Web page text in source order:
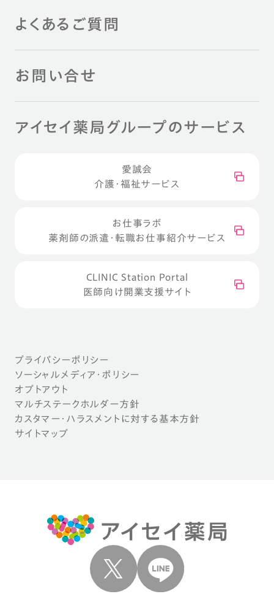
よくあるご質問
お問い合せ
アイセイ薬局グループのサービス
愛誠会
介護・福祉サービス
お仕事ラボ
薬剤師の派遣・転職お仕事紹介サービス
CLINIC Station Portal
医師向け開業支援サイト
プライバシーポリシー
ソーシャルメディア・ポリシー
オプトアウト
マルチステークホルダー方針
カスタマー・ハラスメントに対する基本方針
サイトマップ